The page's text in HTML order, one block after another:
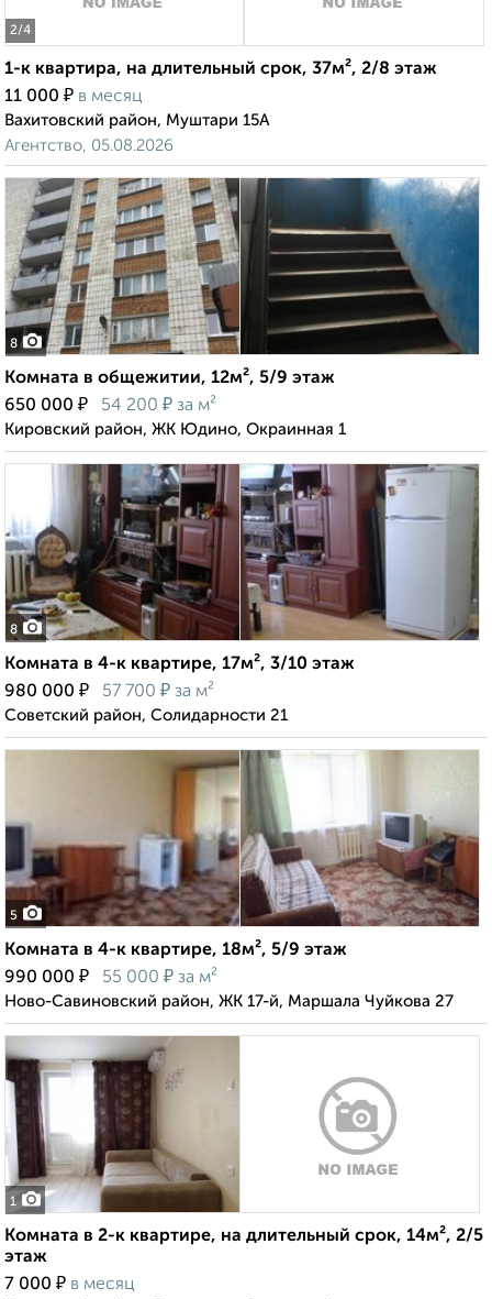
2/4
1-к квартира, на длительный срок, 37м², 2/8 этаж
11 000 ₽ в месяц
Вахитовский район, Муштари 15А
Агентство, 05.08.2026
8
Комната в общежитии, 12м², 5/9 этаж
650 000 ₽ 54 200 ₽ за м²
Кировский район, ЖК Юдино, Окраинная 1
8
Комната в 4-к квартире, 17м², 3/10 этаж
980 000 ₽ 57 700 ₽ за м²
Советский район, Солидарности 21
5
Комната в 4-к квартире, 18м², 5/9 этаж
990 000 ₽ 55 000 ₽ за м²
Ново-Савиновский район, ЖК 17-й, Маршала Чуйкова 27
1
Комната в 2-к квартире, на длительный срок, 14м², 2/5
этаж
7 000 ₽ в месяц